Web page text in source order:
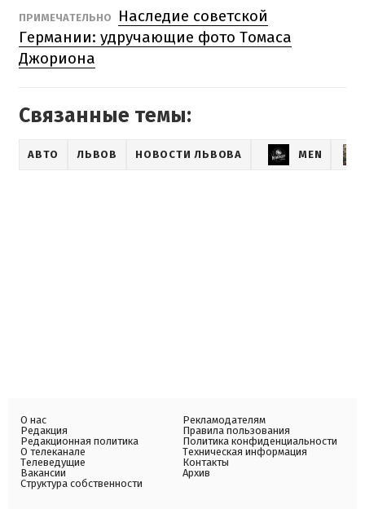
ПРИМЕЧАТЕЛЬНО
Наследие советской
Германии: удручающие фото Томаса
Джориона
Связанные темы:
АВТО ЛЬВОВ НОВОСТИ ЛЬВОВА MEN
О нас
Редакция
Редакционная политика
О телеканале
Телеведущие
Вакансии
Структура собственности
Рекламодателям
Правила пользования
Политика конфиденциальности
Техническая информация
Контакты
Архив